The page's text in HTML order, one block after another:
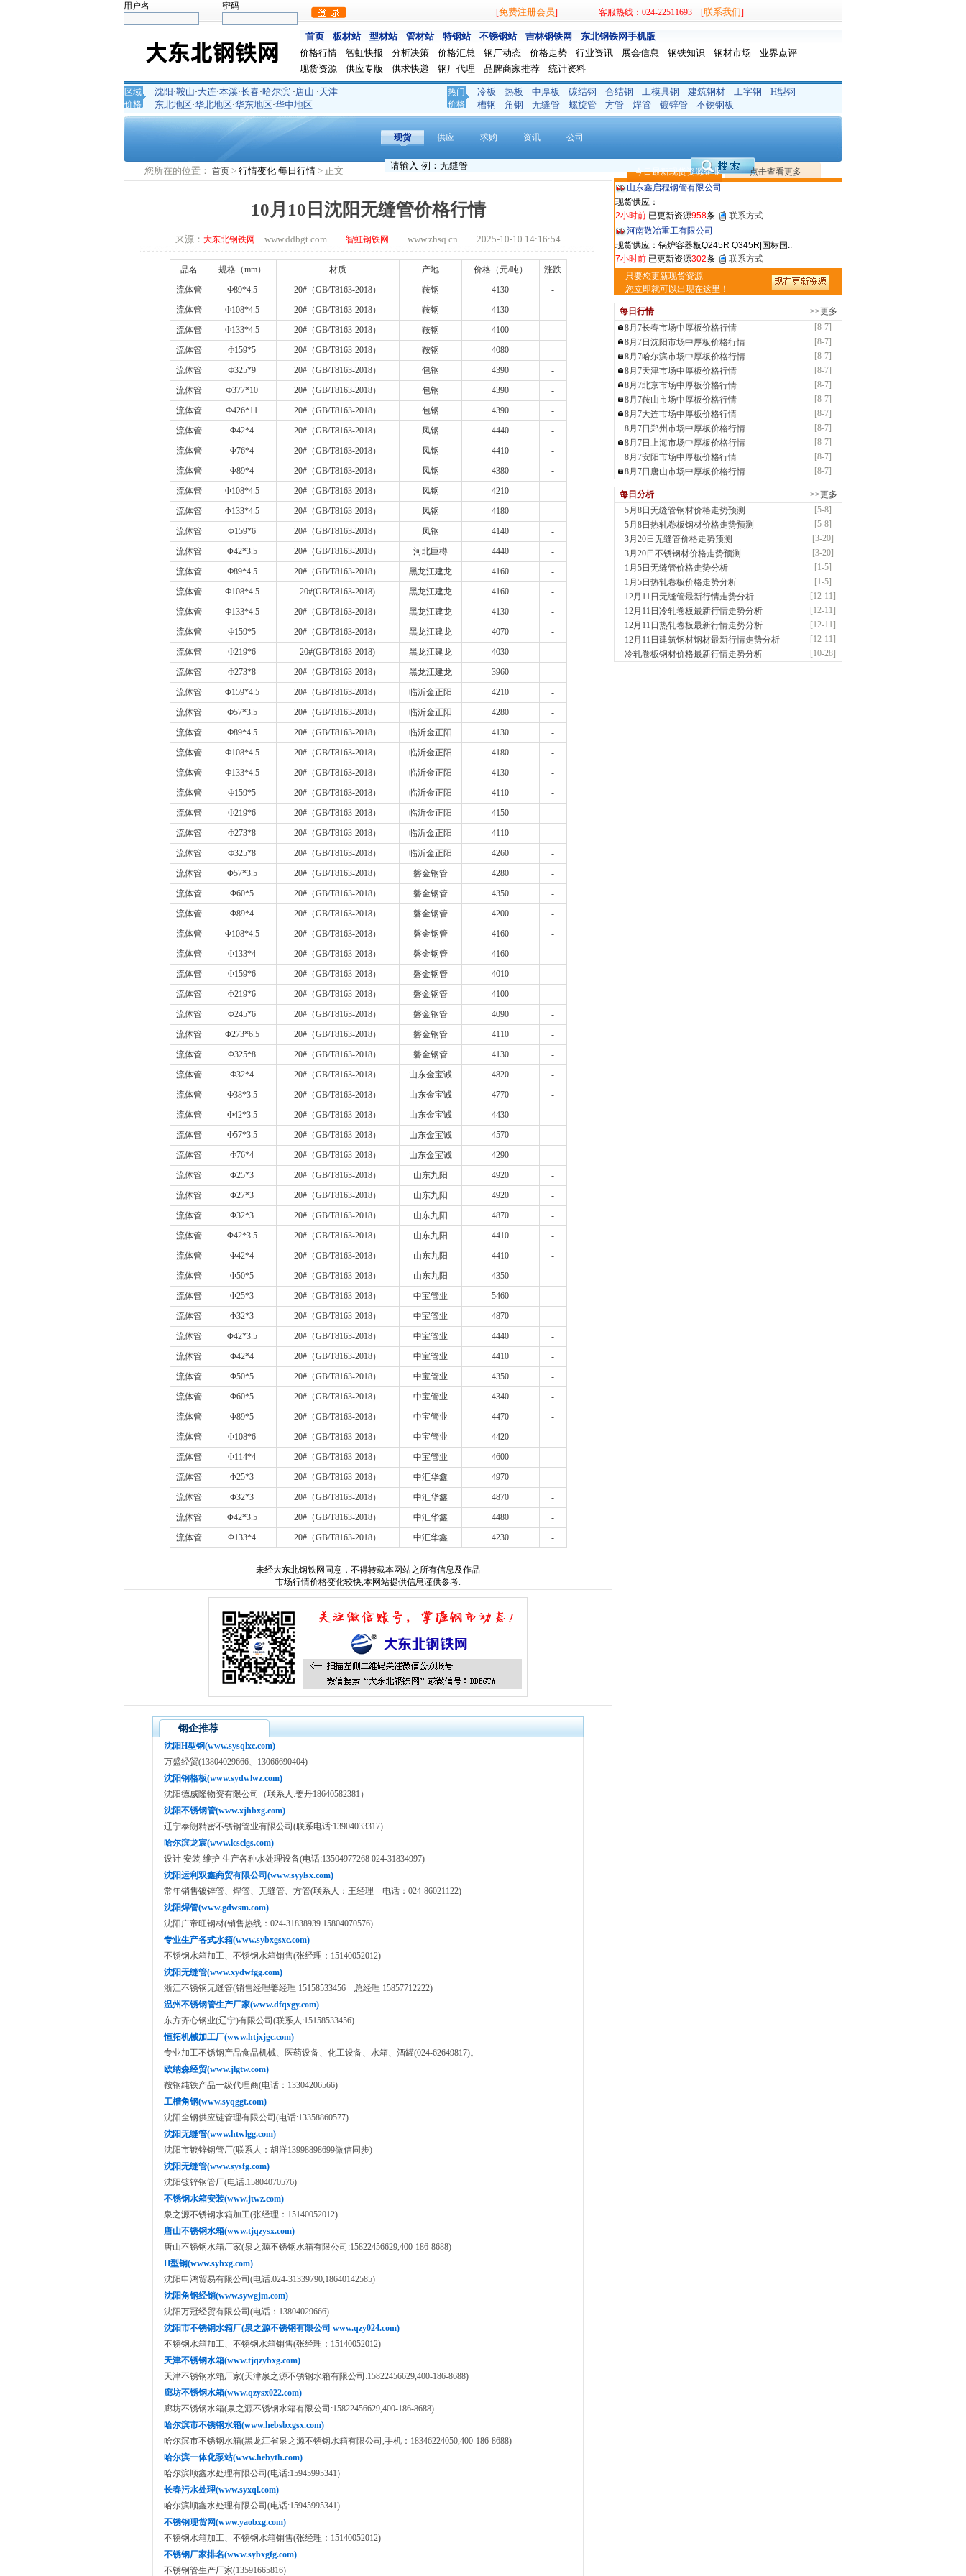
用户名 密码
[免费注册会员] 客服热线：024-22511693 [联系我们]
首页 板材站 型材站 管材站 特钢站 不锈钢站 吉林钢铁网
东北钢铁网手机版
价格行情
智虹快报 分析决策 价格汇总 钢厂动态 价格走势 行业资讯 展会信息 钢铁知识 钢材市场
业界点评
现货资源
供应专版 供求快递 钢厂代理 品牌商家推荐 统计资料
区域
价格
沈阳 ·鞍山·大连·本溪·长春·哈尔滨 ·唐山 ·天津
东北地区·华北地区·华东地区·华中地区
热门
价格
冷板 热板 中厚板 碳结钢 合结钢 工模具钢 建筑钢材 工字钢
H型钢
槽钢
角钢 无缝管 螺旋管 方管 焊管 镀锌管 不锈钢板
现货 供应 求购 资讯 公司
您所在的位置： 首页 > 行情变化 每日行情 > 正文
10月10日沈阳无缝管价格行情
来源： 大东北钢铁网 www.ddbgt.com 智虹钢铁网 www.zhsq.cn 2025-10-10 14:16:54
品名 规格（mm） 材质 产地 价格（元/吨）
涨跌
流体管
Ф89*4.5 20# （GB/T8163-2018） 鞍钢 4130
-
流体管
Ф108*4.5 20# （GB/T8163-2018） 鞍钢 4130
-
流体管
Ф133*4.5 20# （GB/T8163-2018） 鞍钢 4100
-
流体管
Ф159*5 20# （GB/T8163-2018） 鞍钢 4080
-
流体管
Ф325*9 20# （GB/T8163-2018） 包钢 4390
-
流体管
Ф377*10 20# （GB/T8163-2018） 包钢 4390
-
流体管
Ф426*11 20# （GB/T8163-2018） 包钢 4390
-
流体管
Φ42*4 20# （GB/T8163-2018） 凤钢 4440
-
流体管
Φ76*4 20# （GB/T8163-2018） 凤钢 4410
-
流体管
Φ89*4 20# （GB/T8163-2018） 凤钢 4380
-
流体管
Φ108*4.5 20# （GB/T8163-2018） 凤钢 4210
-
流体管
Φ133*4.5 20# （GB/T8163-2018） 凤钢 4180
-
流体管
Φ159*6 20# （GB/T8163-2018） 凤钢 4140
-
流体管
Φ42*3.5 20# （GB/T8163-2018） 河北巨樽 4440
-
流体管
Ф89*4.5 20# （GB/T8163-2018） 黑龙江建龙 4160
-
流体管
Ф108*4.5 20#(GB/T8163-2018) 黑龙江建龙 4160
-
流体管
Ф133*4.5 20# （GB/T8163-2018） 黑龙江建龙 4130
-
流体管
Ф159*5 20# （GB/T8163-2018） 黑龙江建龙 4070
-
流体管
Ф219*6 20#(GB/T8163-2018) 黑龙江建龙 4030
-
流体管
Ф273*8 20# （GB/T8163-2018） 黑龙江建龙 3960
-
流体管
Φ159*4.5 20# （GB/T8163-2018） 临沂金正阳 4210
-
流体管
Ф57*3.5 20# （GB/T8163-2018） 临沂金正阳 4280
-
流体管
Ф89*4.5 20# （GB/T8163-2018） 临沂金正阳 4130
-
流体管
Ф108*4.5 20# （GB/T8163-2018） 临沂金正阳 4180
-
流体管
Ф133*4.5 20# （GB/T8163-2018） 临沂金正阳 4130
-
流体管
Ф159*5 20# （GB/T8163-2018） 临沂金正阳 4110
-
流体管
Ф219*6 20# （GB/T8163-2018） 临沂金正阳 4150
-
流体管
Ф273*8 20# （GB/T8163-2018） 临沂金正阳 4110
-
流体管
Ф325*8 20# （GB/T8163-2018） 临沂金正阳 4260
-
流体管
Φ57*3.5 20# （GB/T8163-2018） 磐金钢管 4280
-
流体管
Φ60*5 20# （GB/T8163-2018） 磐金钢管 4350
-
流体管
Φ89*4 20# （GB/T8163-2018） 磐金钢管 4200
-
流体管
Φ108*4.5 20# （GB/T8163-2018） 磐金钢管 4160
-
流体管
Φ133*4 20# （GB/T8163-2018） 磐金钢管 4160
-
流体管
Φ159*6 20# （GB/T8163-2018） 磐金钢管 4010
-
流体管
Φ219*6 20# （GB/T8163-2018） 磐金钢管 4100
-
流体管
Φ245*6 20# （GB/T8163-2018） 磐金钢管 4090
-
流体管
Φ273*6.5 20# （GB/T8163-2018） 磐金钢管 4110
-
流体管
Φ325*8 20# （GB/T8163-2018） 磐金钢管 4130
-
流体管
Ф32*4 20# （GB/T8163-2018） 山东金宝诚 4820
-
流体管
Ф38*3.5 20# （GB/T8163-2018） 山东金宝诚 4770
-
流体管
Ф42*3.5 20# （GB/T8163-2018） 山东金宝诚 4430
-
流体管
Ф57*3.5 20# （GB/T8163-2018） 山东金宝诚 4570
-
流体管
Ф76*4 20# （GB/T8163-2018） 山东金宝诚 4290
-
流体管
Φ25*3 20# （GB/T8163-2018） 山东九阳 4920
-
流体管
Φ27*3 20# （GB/T8163-2018） 山东九阳 4920
-
流体管
Φ32*3 20# （GB/T8163-2018） 山东九阳 4870
-
流体管
Φ42*3.5 20# （GB/T8163-2018） 山东九阳 4410
-
流体管
Φ42*4 20# （GB/T8163-2018） 山东九阳 4410
-
流体管
Φ50*5 20# （GB/T8163-2018） 山东九阳 4350
-
流体管
Φ25*3 20# （GB/T8163-2018） 中宝管业 5460
-
流体管
Φ32*3 20# （GB/T8163-2018） 中宝管业 4870
-
流体管
Φ42*3.5 20# （GB/T8163-2018） 中宝管业 4440
-
流体管
Φ42*4 20# （GB/T8163-2018） 中宝管业 4410
-
流体管
Φ50*5 20# （GB/T8163-2018） 中宝管业 4350
-
流体管
Φ60*5 20# （GB/T8163-2018） 中宝管业 4340
-
流体管
Φ89*5 20# （GB/T8163-2018） 中宝管业 4470
-
流体管
Φ108*6 20# （GB/T8163-2018） 中宝管业 4420
-
流体管
Φ114*4 20# （GB/T8163-2018） 中宝管业 4600
-
流体管
Φ25*3 20# （GB/T8163-2018） 中汇华鑫 4970
-
流体管
Φ32*3 20# （GB/T8163-2018） 中汇华鑫 4870
-
流体管
Φ42*3.5 20# （GB/T8163-2018） 中汇华鑫 4480
-
流体管
Φ133*4 20# （GB/T8163-2018） 中汇华鑫 4230 -
未经大东北钢铁网 同意，不得转载本网站之所有信息及作品
市场行情价格变化较快,本网站提供信息谨供参考.
今日最新现货资源企业 点击查看更多
玖隆晟钢管制造有限公司
现货供应：无缝管|合金管|圆钢|精密光亮管|马氏体..
现货供应：低合金板|高强度板|Z向板|
2小时前已更新资源254条
联系方式
山东鑫启程钢管有限公司
现货供应：
2小时前已更新资源958条
联系方式
河南敬冶重工有限公司
现货供应：锅炉容器板Q245R Q345R|国标国..
7小时前已更新资源302条
联系方式
天津亿宇金属材料有限公司（曼内斯曼）
现货供应：天津钢管|国产合金管|高压锅炉管|石油裂..
7小时前已更新资源1187条
联系方式
舞钢市恒沃钢铁贸易有限公司
现货供应：耐磨板| 优碳板|低合金板|风电钢板|海..
23小时前已更新资源483条
联系方式
河南省智帅实业有限公司
现货供应：特厚钢板|耐磨钢|容器板|
1天前 已更新资源1042条
联系方式
舞钢市盛隆物资有限公司
现货供应：中低温锅炉容器板|中厚板|耐磨板|高强板..
1天前 已更新资源21条
联系方式
天津宝仓腾飞钢管销售有限公司
现货供应：输送流体管、高压锅炉管、化肥专用管、耐低..
1天前 已更新资源875条
联系方式
天津市辰建商贸有限公司
现货供应：不锈方管| 热扩无缝管| 方矩管
1天前
已更新资源1280 条
联系方式
玖隆晟钢管制造有限公司
现货供应：无缝管|合金管|圆钢|精密光亮管|马氏体..
1小时前
已更新资源419 条
联系方式
安阳市润兴商贸有限公司
现货供应：低合金板|高强度板|Z向板|
2小时前
已更新资源 254 条
联系方式
山东鑫启程钢管有限公司
现货供应：
2小时前
已更新资源958 条
联系方式
河南敬冶重工有限公司
只要您更新现货资源
您立即就可以出现在这里！
每日行情
>>更多
8月7长春市场中厚板价格行情
[8-7]
8月7日沈阳市场中厚板价格行情
[8-7]
8月7哈尔滨市场中厚板价格行情
[8-7]
8月7天津市场中厚板价格行情
[8-7]
8月7北京市场中厚板价格行情
[8-7]
8月7鞍山市场中厚板价格行情
[8-7]
8月7大连市场中厚板价格行情
[8-7]
8月7日郑州市场中厚板价格行情
[8-7]
8月7日上海市场中厚板价格行情
[8-7]
8月7安阳市场中厚板价格行情
[8-7]
8月7日唐山市场中厚板价格行情
[8-7]
每日分析
>>更多
5月8日无缝管钢材价格走势预测
[5-8]
5月8日热轧卷板钢材价格走势预测
[5-8]
3月20日无缝管价格走势预测
[3-20]
3月20日不锈钢材价格走势预测
[3-20]
1月5日无缝管价格走势分析
[1-5]
1月5日热轧卷板价格走势分析
[1-5]
12月11日无缝管最新行情走势分析
[12-11]
12月11日冷轧卷板最新行情走势分析
[12-11]
12月11日热轧卷板最新行情走势分析
[12-11]
12月11日建筑钢材钢材最新行情走势分析
[12-11]
冷轧卷板钢材价格最新行情走势分析
[10-28]
钢企推荐
沈阳H型钢(www.sysqlxc.com)
万盛经贸(13804029666、13066690404)
沈阳钢格板(www.sydwlwz.com)
沈阳德威隆物资有限公司（联系人:姜丹18640582381）
沈阳不锈钢管(www.xjhbxg.com)
辽宁泰朗精密不锈钢管业有限公司(联系电话:13904033317)
哈尔滨龙宸(www.lcsclgs.com)
设计 安装 维护 生产各种水处理设备(电话:13504977268 024-31834997)
沈阳运利双鑫商贸有限公司(www.syylsx.com)
常年销售镀锌管、焊管、无缝管、方管(联系人：王经理 电话：024-86021122)
沈阳焊管(www.gdwsm.com)
沈阳广帝旺钢材(销售热线：024-31838939 15804070576)
专业生产各式水箱(www.sybxgsxc.com)
不锈钢水箱加工、不锈钢水箱销售(张经理：15140052012)
沈阳无缝管(www.xydwfgg.com)
浙江不锈钢无缝管(销售经理姜经理 15158533456 总经理 15857712222)
温州不锈钢管生产厂家(www.dfqxgy.com)
东方齐心钢业(辽宁)有限公司(联系人:15158533456)
恒拓机械加工厂(www.htjxjgc.com)
专业加工不锈钢产品食品机械、医药设备、化工设备、水箱、酒罐(024-62649817)。
欧纳森经贸(www.jlgtw.com)
鞍钢纯铁产品一级代理商(电话：13304206566)
工槽角钢(www.syqggt.com)
沈阳全钢供应链管理有限公司(电话:13358860577)
沈阳无缝管(www.htwlgg.com)
沈阳市镀锌钢管厂(联系人：胡洋13998898699微信同步)
沈阳无缝管(www.sysfg.com)
沈阳镀锌钢管厂(电话:15804070576)
不锈钢水箱安装(www.jtwz.com)
泉之源不锈钢水箱加工(张经理：15140052012)
唐山不锈钢水箱(www.tjqzysx.com)
唐山不锈钢水箱厂家(泉之源不锈钢水箱有限公司:15822456629,400-186-8688)
H型钢(www.syhxg.com)
沈阳申鸿贸易有限公司(电话:024-31339790,18640142585)
沈阳角钢经销(www.sywgjm.com)
沈阳万冠经贸有限公司(电话：13804029666)
沈阳市不锈钢水箱厂(泉之源不锈钢有限公司 www.qzy024.com)
不锈钢水箱加工、不锈钢水箱销售(张经理：15140052012)
天津不锈钢水箱(www.tjqzybxg.com)
天津不锈钢水箱厂家(天津泉之源不锈钢水箱有限公司:15822456629,400-186-8688)
廊坊不锈钢水箱(www.qzysx022.com)
廊坊不锈钢水箱(泉之源不锈钢水箱有限公司:15822456629,400-186-8688)
哈尔滨市不锈钢水箱(www.hebsbxgsx.com)
哈尔滨市不锈钢水箱(黑龙江省泉之源不锈钢水箱有限公司,手机：18346224050,400-186-8688)
哈尔滨一体化泵站(www.hebyth.com)
哈尔滨顺鑫水处理有限公司(电话:15945995341)
长春污水处理(www.syxql.com)
哈尔滨顺鑫水处理有限公司(电话:15945995341)
不锈钢现货网(www.yaobxg.com)
不锈钢水箱加工、不锈钢水箱销售(张经理：15140052012)
不锈钢厂家排名(www.sybxgfg.com)
不锈钢管生产厂家(13591665816)